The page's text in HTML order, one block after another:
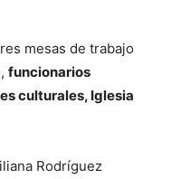
mesas de trabajo
funcionarios
culturales, Iglesia
Rodríguez